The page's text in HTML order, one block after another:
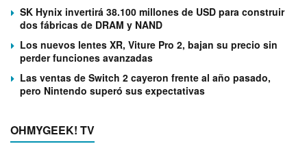
SK Hynix invertirá 38.100 millones de USD para construir
dos fábricas de DRAM y NAND
Los nuevos lentes XR, Viture Pro 2, bajan su precio sin
perder funciones avanzadas
Las ventas de Switch 2 cayeron frente al año pasado,
pero Nintendo superó sus expectativas
OHMYGEEK! TV